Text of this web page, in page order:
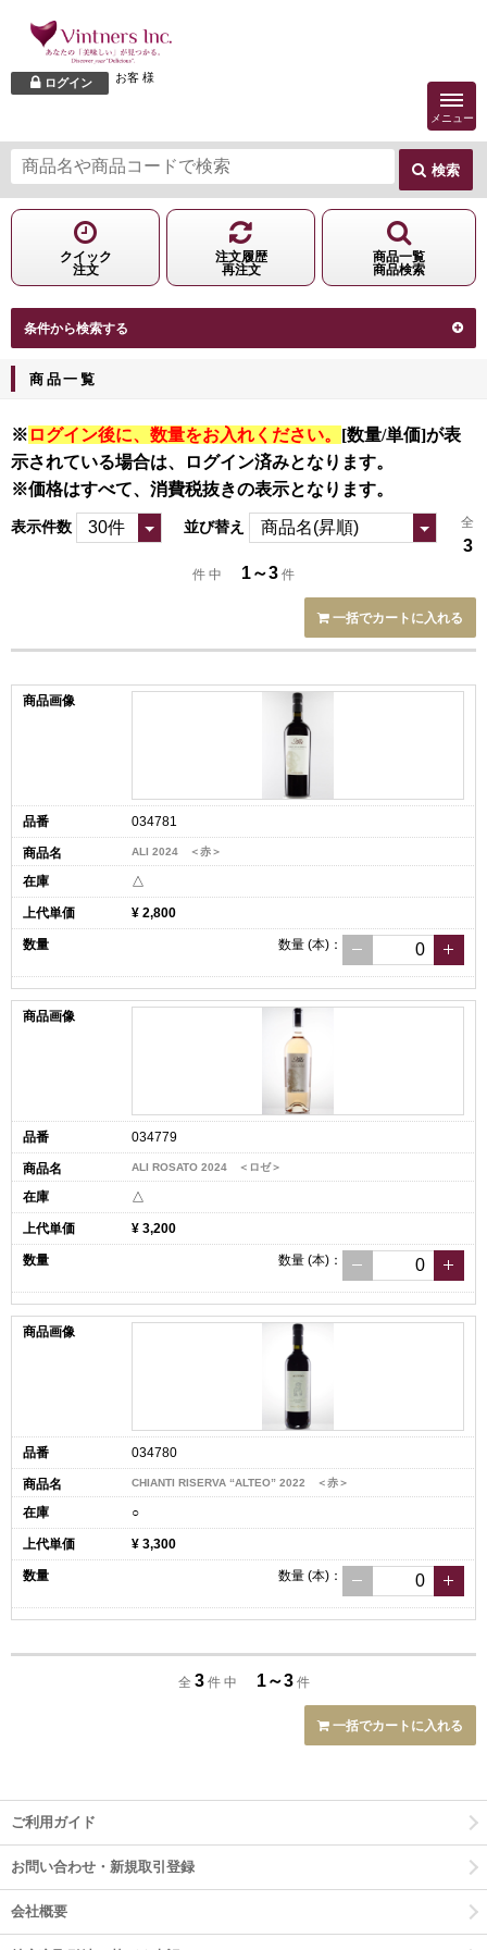
ログイン お客 様
メニュー
検索
クイック
注文
注文履歴
再注文
商品一覧
商品検索
条件から検索する
商品一覧
※ ログイン後に、数量をお入れください。 [数量/単価]が表
示されている場合は、ログイン済みとなります。
※価格はすべて、消費税抜きの表示となります。
表示件数 並び替え 全
3
件 中 1～3 件
一括でカートに入れる
034781
ALI 2024 ＜赤＞
△
¥ 2,800
数量 (本) ：
034779
ALI ROSATO 2024 ＜ロゼ＞
△
¥ 3,200
数量 (本) ：
034780
CHIANTI RISERVA “ALTEO” 2022 ＜赤＞
○
¥ 3,300
数量 (本) ：
全 3 件 中 1～3 件
一括でカートに入れる
ご利用ガイド
お問い合わせ・新規取引登録
会社概要